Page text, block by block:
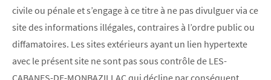
civile ou pénale et s’engage à ce titre à ne pas divulguer via ce
site des informations illégales, contraires à l’ordre public ou
diffamatoires. Les sites extérieurs ayant un lien hypertexte
avec le présent site ne sont pas sous contrôle de LES-
CABANES-DE-MONBAZILLAC qui décline par conséquent